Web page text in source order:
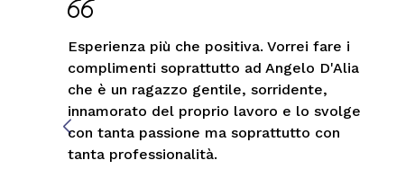
Esperienza più che positiva. Vorrei fare i
complimenti soprattutto ad Angelo D'Alia
che è un ragazzo gentile, sorridente,
innamorato del proprio lavoro e lo svolge
con tanta passione ma soprattutto con
tanta professionalità.